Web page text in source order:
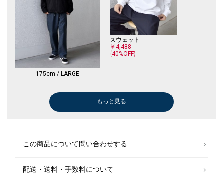
175cm / LARGE
スウェット
￥4,488
(40%OFF)
シャツ
スウェット
シャツ
Tシャツ/カットソー
Tシャツ/カットソー
Tシャツ/カットソー
もっと見る
この商品について問い合わせする
配送・送料・手数料について